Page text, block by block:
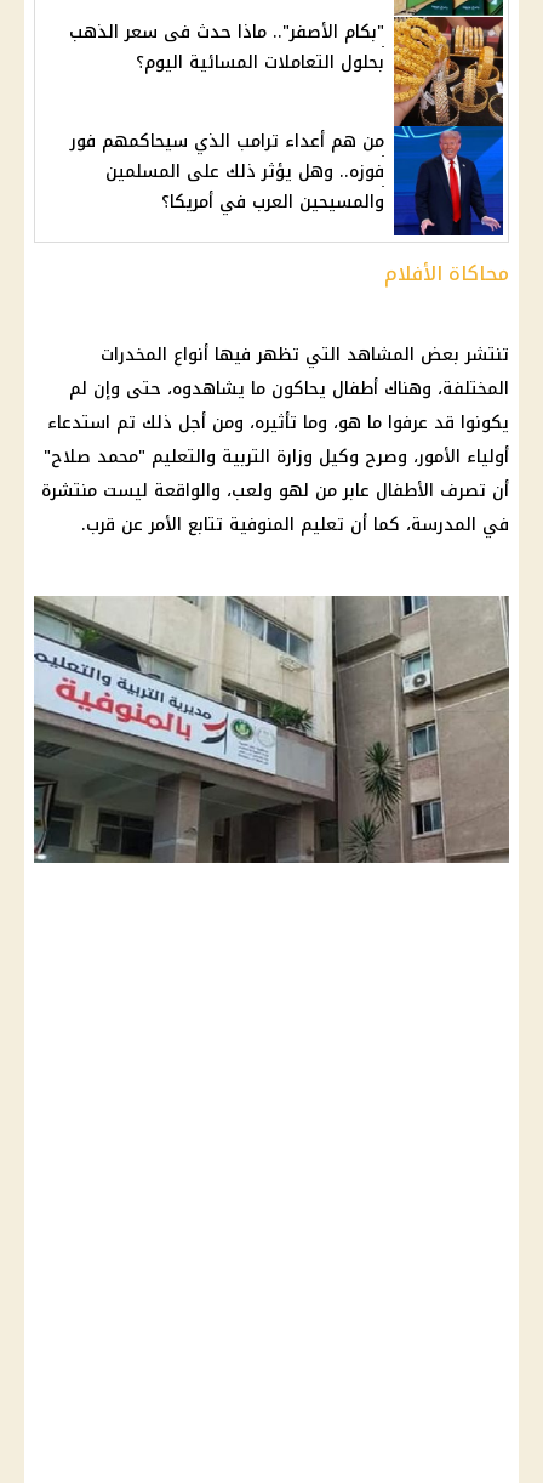
"بكام الأصفر".. ماذا حدث فى سعر الذهب
بحلول التعاملات المسائية اليوم؟
من هم أعداء ترامب الذي سيحاكمهم فور
فوزه.. وهل يؤثر ذلك على المسلمين
والمسيحين العرب في أمريكا؟
محاكاة الأفلام
تنتشر بعض المشاهد التي تظهر فيها أنواع المخدرات
المختلفة، وهناك أطفال يحاكون ما يشاهدوه، حتى وإن لم
يكونوا قد عرفوا ما هو، وما تأثيره، ومن أجل ذلك تم استدعاء
أولياء الأمور، وصرح وكيل وزارة التربية والتعليم "محمد صلاح"
أن تصرف الأطفال عابر من لهو ولعب، والواقعة ليست منتشرة
في المدرسة، كما أن تعليم المنوفية تتابع الأمر عن قرب.